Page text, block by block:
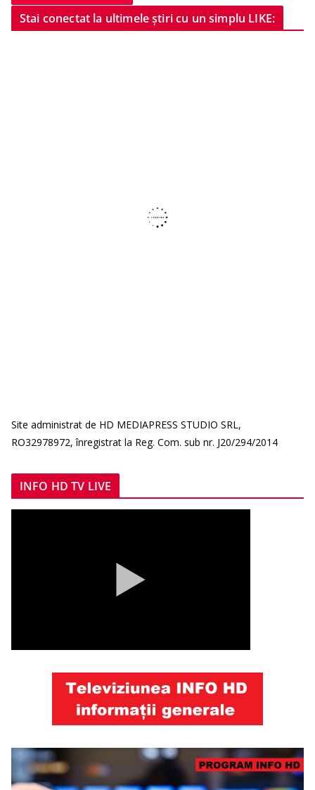
Stai conectat la ultimele știri cu un simplu LIKE:
Site administrat de HD MEDIAPRESS STUDIO SRL,
RO32978972, înregistrat la Reg. Com. sub nr. J20/294/2014
INFO HD TV LIVE